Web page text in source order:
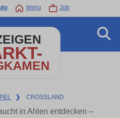
Immo Job
❯ CROSSLAND
in Ahlen entdecken –